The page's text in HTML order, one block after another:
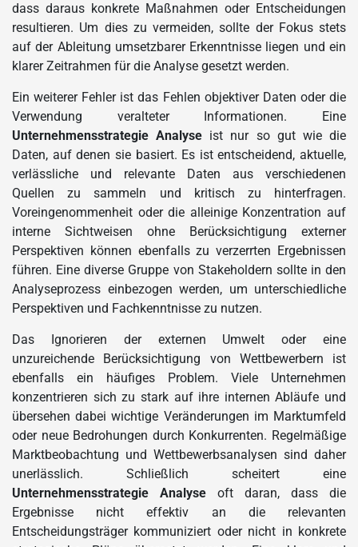
dass daraus konkrete Maßnahmen oder Entscheidungen
resultieren. Um dies zu vermeiden, sollte der Fokus stets
auf der Ableitung umsetzbarer Erkenntnisse liegen und ein
klarer Zeitrahmen für die Analyse gesetzt werden.
Ein weiterer Fehler ist das Fehlen objektiver Daten oder die
Verwendung veralteter Informationen. Eine
Unternehmensstrategie Analyse ist nur so gut wie die
Daten, auf denen sie basiert. Es ist entscheidend, aktuelle,
verlässliche und relevante Daten aus verschiedenen
Quellen zu sammeln und kritisch zu hinterfragen.
Voreingenommenheit oder die alleinige Konzentration auf
interne Sichtweisen ohne Berücksichtigung externer
Perspektiven können ebenfalls zu verzerrten Ergebnissen
führen. Eine diverse Gruppe von Stakeholdern sollte in den
Analyseprozess einbezogen werden, um unterschiedliche
Perspektiven und Fachkenntnisse zu nutzen.
Das Ignorieren der externen Umwelt oder eine
unzureichende Berücksichtigung von Wettbewerbern ist
ebenfalls ein häufiges Problem. Viele Unternehmen
konzentrieren sich zu stark auf ihre internen Abläufe und
übersehen dabei wichtige Veränderungen im Marktumfeld
oder neue Bedrohungen durch Konkurrenten. Regelmäßige
Marktbeobachtung und Wettbewerbsanalysen sind daher
unerlässlich. Schließlich scheitert eine
Unternehmensstrategie Analyse oft daran, dass die
Ergebnisse nicht effektiv an die relevanten
Entscheidungsträger kommuniziert oder nicht in konkrete